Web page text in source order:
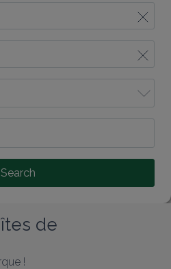
Search
de
!